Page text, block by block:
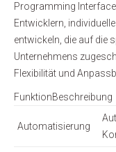
Programming
Entwicklern,
entwickeln, die auf die
Unternehmens
Flexibilität und
FunktionBeschreibung
Automatisierung